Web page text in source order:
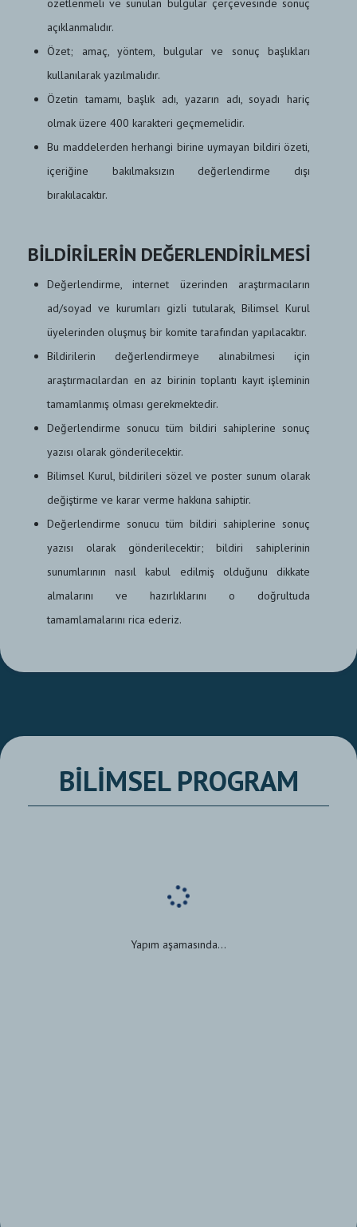
özetlenmeli ve sunulan bulgular çerçevesinde sonuç
açıklanmalıdır.
Özet; amaç, yöntem, bulgular ve sonuç başlıkları
kullanılarak yazılmalıdır.
Özetin tamamı, başlık adı, yazarın adı, soyadı hariç
olmak üzere 400 karakteri geçmemelidir.
Bu maddelerden herhangi birine uymayan bildiri özeti,
içeriğine bakılmaksızın değerlendirme dışı
bırakılacaktır.
BİLDİRİLERİN DEĞERLENDİRİLMESİ
Değerlendirme, internet üzerinden araştırmacıların
ad/soyad ve kurumları gizli tutularak, Bilimsel Kurul
üyelerinden oluşmuş bir komite tarafından yapılacaktır.
Bildirilerin değerlendirmeye alınabilmesi için
araştırmacılardan en az birinin toplantı kayıt işleminin
tamamlanmış olması gerekmektedir.
Değerlendirme sonucu tüm bildiri sahiplerine sonuç
yazısı olarak gönderilecektir.
Bilimsel Kurul, bildirileri sözel ve poster sunum olarak
değiştirme ve karar verme hakkına sahiptir.
Değerlendirme sonucu tüm bildiri sahiplerine sonuç
yazısı olarak gönderilecektir; bildiri sahiplerinin
sunumlarının nasıl kabul edilmiş olduğunu dikkate
almalarını ve hazırlıklarını o doğrultuda
tamamlamalarını rica ederiz.
BİLİMSEL PROGRAM
Yapım aşamasında...